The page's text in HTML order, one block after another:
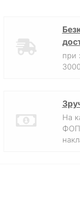
при
На
ФОП